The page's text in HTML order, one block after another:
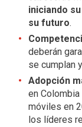
iniciando
su futuro.
deberán
se cumplan
Adopción
en
móviles en
los líderes